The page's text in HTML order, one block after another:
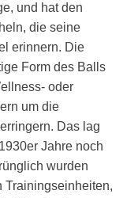
und hat den
die seine
erinnern. Die
Form des Balls
oder
um die
Das lag
Jahre noch
wurden
Trainingseinheiten,